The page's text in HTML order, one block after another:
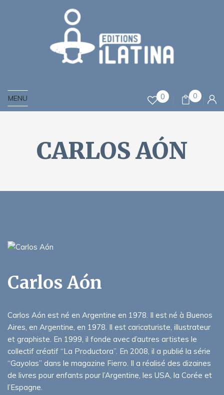
MENU 0 0
CARLOS AÓN
Carlos Aón
Carlos Aón est né en Argentine en 1978. Il est né à Buenos
Aires, en Argentine, en 1978. Il est caricaturiste, illustrateur
et graphiste. En 1999, il fonde avec d’autres artistes le
collectif créatif “La Productora”. En 2008, il a publié la série
“Gayolas” dans le magazine Fierro. Il a réalisé des dizaines
de livres pour enfants pour l’Argentine, les USA, la Corée et
l’Espagne.